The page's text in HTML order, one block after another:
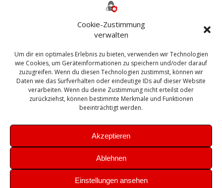
Cookie-Zustimmung
verwalten
Um dir ein optimales Erlebnis zu bieten, verwenden wir Technologien
wie Cookies, um Geräteinformationen zu speichern und/oder darauf
zuzugreifen. Wenn du diesen Technologien zustimmst, können wir
Daten wie das Surfverhalten oder eindeutige IDs auf dieser Website
verarbeiten. Wenn du deine Zustimmung nicht erteilst oder
zurückziehst, können bestimmte Merkmale und Funktionen
beeinträchtigt werden.
Akzeptieren
Ablehnen
Einstellungen ansehen
Bautagebuch
Exchange firewall Fritzbox
Microsoft
Sanierung SBS Security Server Sicherheit
Sicherung SIEM Sophos SSL Ubuntu
Update Upgrade UTM VCenter VCSA Veeam
VMWare VPN WAZUH Windows
Zertifikat
Theme